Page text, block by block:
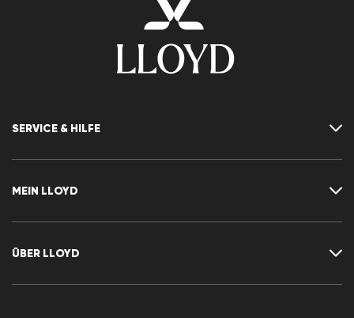
SERVICE & HILFE
Größentabelle
Rücksendung
MEIN LLOYD
Wunschliste
ÜBER LLOYD